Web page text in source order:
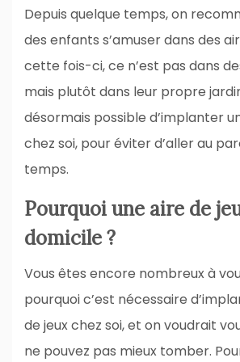
Depuis quelque temps, on
des enfants s’amuser dans des
cette fois-ci, ce n’est pas dans
mais plutôt dans leur propre
désormais possible d’implanter
chez soi, pour éviter d’aller au
temps.
Pourquoi une aire de
domicile ?
Vous êtes encore nombreux à
pourquoi c’est nécessaire
de jeux chez soi, et on voudrait
ne pouvez pas mieux tomber.